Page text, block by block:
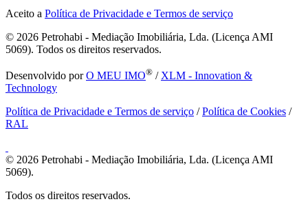
Aceito a Política de Privacidade e Termos de serviço
© 2026 Petrohabi - Mediação Imobiliária, Lda. (Licença AMI
5069). Todos os direitos reservados.
Desenvolvido porO MEU IMO® / XLM - Innovation &
Technology
Política de Privacidade e Termos de serviço /Política de Cookies /
RAL
© 2026 Petrohabi - Mediação Imobiliária, Lda. (Licença AMI
5069).
Todos os direitos reservados.